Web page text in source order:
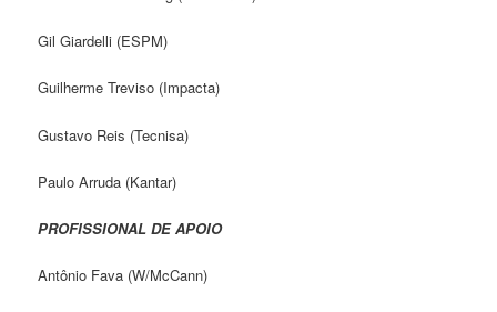
Gil Giardelli (ESPM)
Guilherme Treviso (Impacta)
Gustavo Reis (Tecnisa)
Paulo Arruda (Kantar)
PROFISSIONAL DE APOIO
Antônio Fava (W/McCann)